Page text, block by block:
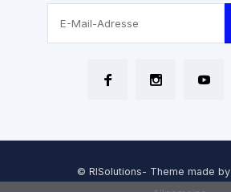
© RISolutions- Theme made by